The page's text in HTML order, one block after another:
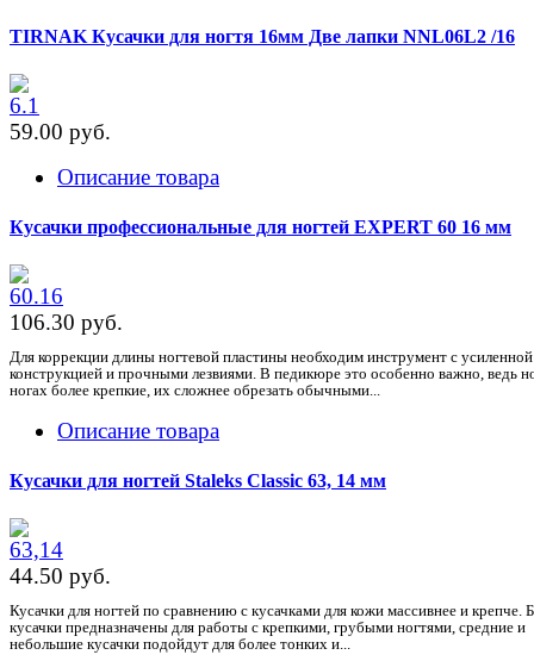
TIRNAK Кусачки для ногтя 16мм Две лапки NNL06L2 /16
59.00 pуб.
Описание товара
Кусачки профессиональные для ногтей EXPERT 60 16 мм
106.30 pуб.
Для коррекции длины ногтевой пластины необходим инструмент с усиленной
конструкцией и прочными лезвиями. В педикюре это особенно важно, ведь
ногах более крепкие, их сложнее обрезать обычными...
Описание товара
Кусачки для ногтей Staleks Classic 63, 14 мм
44.50 pуб.
Кусачки для ногтей по сравнению с кусачками для кожи массивнее и крепче.
кусачки предназначены для работы с крепкими, грубыми ногтями, средние и
небольшие кусачки подойдут для более тонких и...